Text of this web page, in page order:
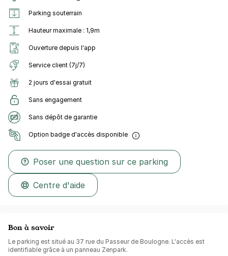
Parking souterrain
Hauteur maximale : 1,9m
Ouverture depuis l'app
Service client (7j/7)
2 jours d'essai gratuit
Sans engagement
Sans dépôt de garantie
Option badge d'accès disponible
Poser une question sur ce parking
Centre d'aide
Bon à savoir
Le parking est situé au 37 rue du Passeur de Boulogne. L'accès est
identifiable grâce à un panneau Zenpark.